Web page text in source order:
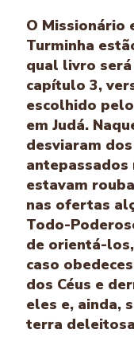
O Missionário
Turminha
qual livro
capítulo 3,
escolhido
em Judá.
desviaram
antepassados
estavam
nas ofertas
Todo-
de orientá-
caso
dos Céus e
eles e, ainda,
terra